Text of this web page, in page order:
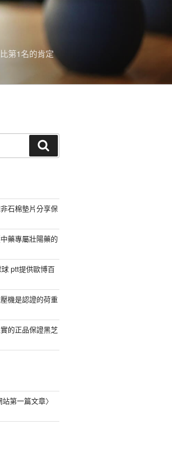
第1名的肯定
尋
石棉墊片分享保
藥專屬壯陽藥的
ptt提供歐博百
機是認證的荷重
的正品保證黑芝
站第一篇文章〉